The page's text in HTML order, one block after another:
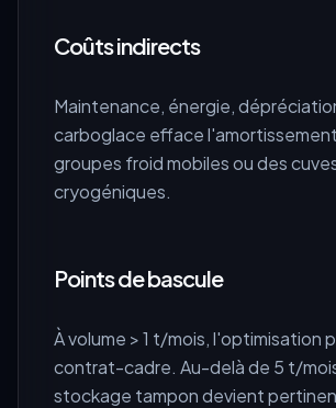
Coûts indirects
Maintenance, énergie,
carboglace efface
groupes froid mobiles ou des
cryogéniques.
Points de bascule
À volume > 1 t/mois, l'optimisation
contrat-cadre. Au-delà de 5 t/
stockage tampon devient